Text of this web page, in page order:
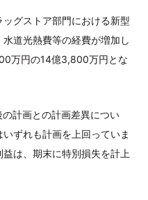
グストア部門における新型
道光熱費等の経費が増加し
万円の14億3,800万円とな
計画との計画差異につい
ずれも計画を上回っていま
は、期末に特別損失を計上